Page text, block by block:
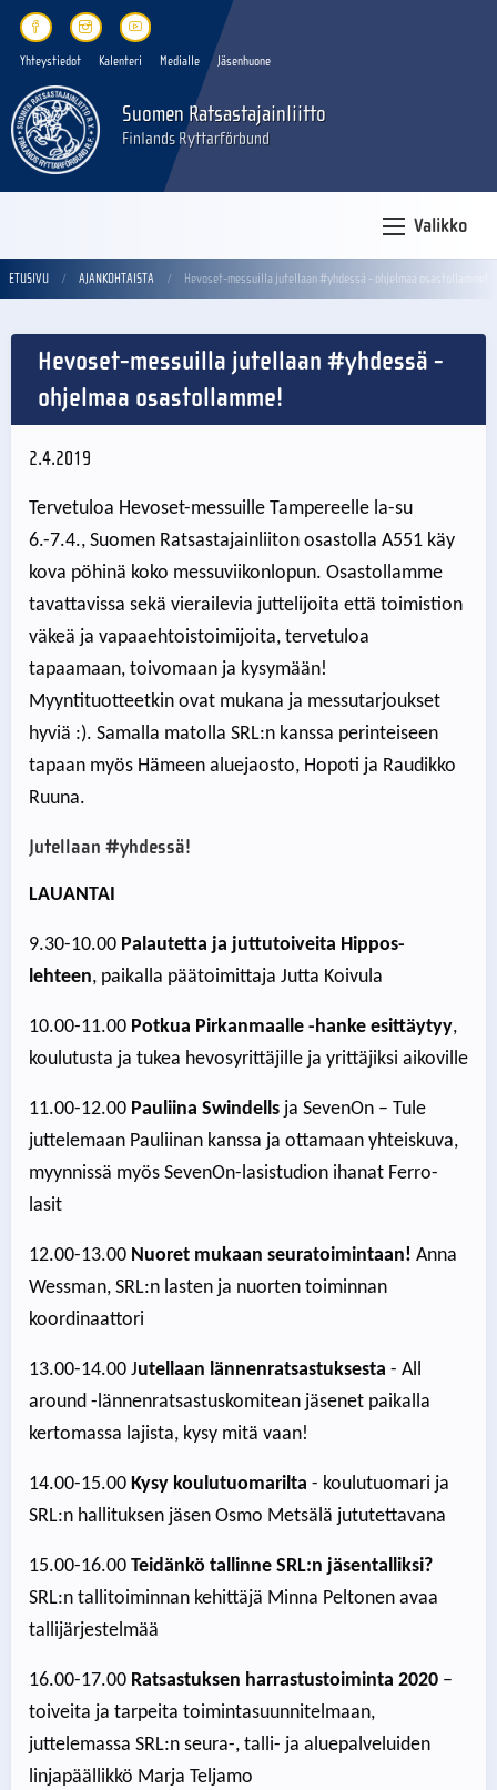
Yhteystiedot Kalenteri Medialle Jäsenhuone
Suomen Ratsastajainliitto
Finlands Ryttarförbund
Valikko
ETUSIVU AJANKOHTAISTA Hevoset-messuilla jutellaan #yhdessä - ohjelmaa osastollamme!
Hevoset-messuilla jutellaan #yhdessä -
ohjelmaa osastollamme!
2.4.2019
Tervetuloa Hevoset-messuille Tampereelle la-su
6.-7.4., Suomen Ratsastajainliiton osastolla A551 käy
kova pöhinä koko messuviikonlopun. Osastollamme
tavattavissa sekä vierailevia juttelijoita että toimistion
väkeä ja vapaaehtoistoimijoita, tervetuloa
tapaamaan, toivomaan ja kysymään!
Myyntituotteetkin ovat mukana ja messutarjoukset
hyviä :). Samalla matolla SRL:n kanssa perinteiseen
tapaan myös Hämeen aluejaosto, Hopoti ja Raudikko
Ruuna.
Jutellaan #yhdessä!
LAUANTAI
9.30-10.00 Palautetta ja juttutoiveita Hippos-
lehteen, paikalla päätoimittaja Jutta Koivula
10.00-11.00 Potkua Pirkanmaalle -hanke esittäytyy,
koulutusta ja tukea hevosyrittäjille ja yrittäjiksi aikoville
11.00-12.00 Pauliina Swindells ja SevenOn – Tule
juttelemaan Pauliinan kanssa ja ottamaan yhteiskuva,
myynnissä myös SevenOn-lasistudion ihanat Ferro-
lasit
12.00-13.00 Nuoret mukaan seuratoimintaan! Anna
Wessman, SRL:n lasten ja nuorten toiminnan
koordinaattori
13.00-14.00 Jutellaan lännenratsastuksesta - All
around -lännenratsastuskomitean jäsenet paikalla
kertomassa lajista, kysy mitä vaan!
14.00-15.00 Kysy koulutuomarilta - koulutuomari ja
SRL:n hallituksen jäsen Osmo Metsälä jututettavana
15.00-16.00 Teidänkö tallinne SRL:n jäsentalliksi?
SRL:n tallitoiminnan kehittäjä Minna Peltonen avaa
tallijärjestelmää
16.00-17.00 Ratsastuksen harrastustoiminta 2020 –
toiveita ja tarpeita toimintasuunnitelmaan,
juttelemassa SRL:n seura-, talli- ja aluepalveluiden
linjapäällikkö Marja Teljamo